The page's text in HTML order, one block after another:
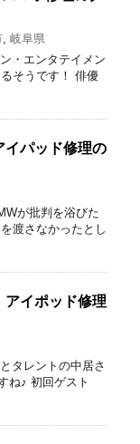
, 岐阜県
・エンタテイメン
そうです！ 俳優
イパッド修理の
が批判を浴びた
渡さなかったとし
イポッド修理
タレントの中居さ
ね♪ 初回ゲスト